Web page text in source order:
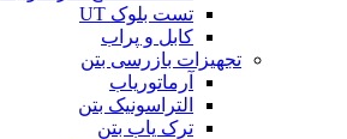
تست بلوک UT
کابل و پراب
تجهیزات بازرسی بتن
آرماتوریاب
التراسونیک بتن
ترک یاب بتن